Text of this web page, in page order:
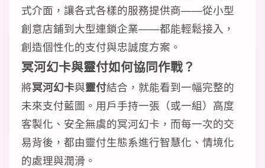
式介面，讓各式各樣的服務提供商——從小型
創意店鋪到大型連鎖企業——都能輕鬆接入，
創造個性化的支付與忠誠度方案。
冥河幻卡與靈付如何協同作戰？
將冥河幻卡與靈付結合，就能看到一幅完整的
未來支付藍圖。用戶手持一張（或一組）高度
客製化、安全無虞的冥河幻卡，而每一次的交
易背後，都由靈付生態系進行智慧化、情境化
的處理與潤滑。